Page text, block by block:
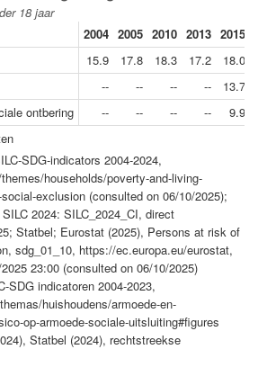
18 jaar
2004 2005 2010 2013 2015
15.9 17.8 18.3 17.2 18.0
-- -- -- -- 13.7
ontbering
-- -- -- --
9.9
SDG-indicators 2004-2024,
households/poverty-and-living-
exclusion (consulted on 06/10/2025);
2024: SILC_2024_CI, direct
Statbel; Eurostat (2025), Persons at risk of
sdg_01_10, https://ec.europa.eu/eurostat,
23:00 (consulted on 06/10/2025)
SDG indicatoren 2004-2023,
huishoudens/armoede-en-
op-armoede-sociale-uitsluiting#figures
Statbel (2024), rechtstreekse